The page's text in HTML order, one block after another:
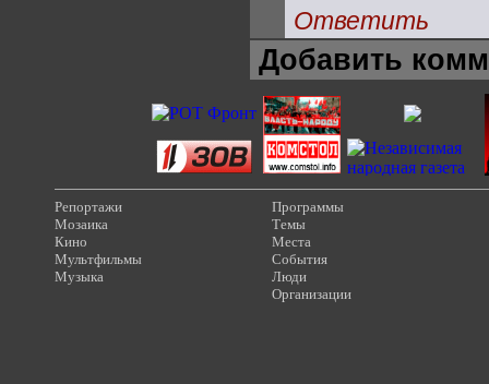
Ответить
Добавить
Репортажи
Мозаика
Кино
Мультфильмы
Музыка
Программы
Темы
Места
События
Люди
Организации